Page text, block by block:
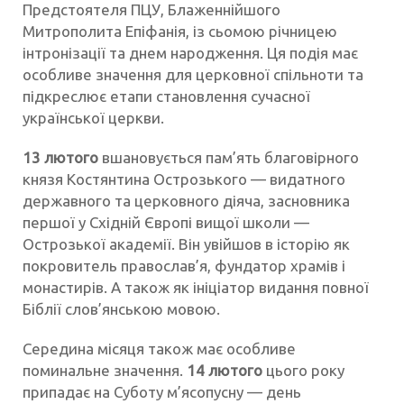
Предстоятеля ПЦУ, Блаженнійшого
Митрополита Епіфанія, із сьомою річницею
інтронізації та днем народження. Ця подія має
особливе значення для церковної спільноти та
підкреслює етапи становлення сучасної
української церкви.
13 лютого вшановується пам’ять благовірного
князя Костянтина Острозького — видатного
державного та церковного діяча, засновника
першої у Східній Європі вищої школи —
Острозької академії. Він увійшов в історію як
покровитель православ’я, фундатор храмів і
монастирів. А також як ініціатор видання повної
Біблії слов’янською мовою.
Середина місяця також має особливе
поминальне значення. 14 лютого цього року
припадає на Суботу м’ясопусну — день